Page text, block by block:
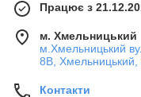
Працює з
м. Хмельницький
м.Хмельницький
8В, Хмельницький,
Контакти